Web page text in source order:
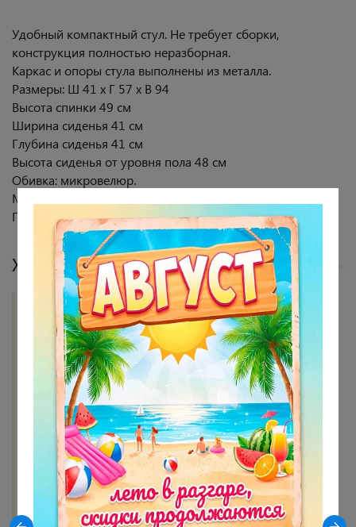
Удобный компактный стул. Не требует сборки,
конструкция полностью неразборная.
Каркас и опоры стула выполнены из металла.
Размеры: Ш 41 х Г 57 х В 94
Высота спинки 49 см
Ширина сиденья 41 см
Глубина сиденья 41 см
Высота сиденья от уровня пола 48 см
Обивка: микровелюр.
Максимальная нагрузка - 100 кг.
Гарантия 18 месяцев.
Характеристики
Цвет опор
Черный
Цвет сидения
зеленый
Материал опор
Металл
Материал сидения
Микровелюр
Материал обивки
Микровелюр